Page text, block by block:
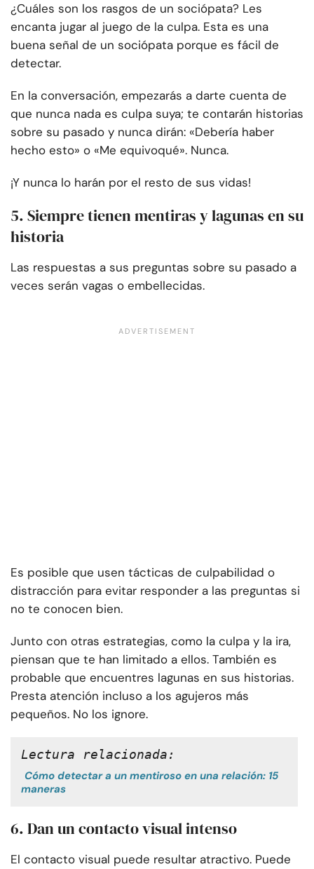
¿Cuáles son los rasgos de un sociópata? Les
encanta jugar al juego de la culpa. Esta es una
buena señal de un sociópata porque es fácil de
detectar.
En la conversación, empezarás a darte cuenta de
que nunca nada es culpa suya; te contarán historias
sobre su pasado y nunca dirán: «Debería haber
hecho esto» o «Me equivoqué». Nunca.
¡Y nunca lo harán por el resto de sus vidas!
5. Siempre tienen mentiras y lagunas en su
historia
Las respuestas a sus preguntas sobre su pasado a
veces serán vagas o embellecidas.
Es posible que usen tácticas de culpabilidad o
distracción para evitar responder a las preguntas si
no te conocen bien.
Junto con otras estrategias, como la culpa y la ira,
piensan que te han limitado a ellos. También es
probable que encuentres lagunas en sus historias.
Presta atención incluso a los agujeros más
pequeños. No los ignore.
Lectura relacionada:
Cómo detectar a un mentiroso en una relación: 15
maneras
6. Dan un contacto visual intenso
El contacto visual puede resultar atractivo. Puede